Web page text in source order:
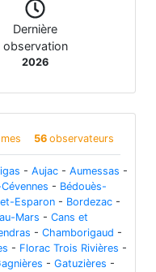
Dernière
observation
2026
56 observateurs
- Aujac - Aumessas -
- Bédouès-
Esparon - Bordezac -
Mars - Cans et
- Chamborigaud -
- Florac Trois Rivières -
- Gatuzières -